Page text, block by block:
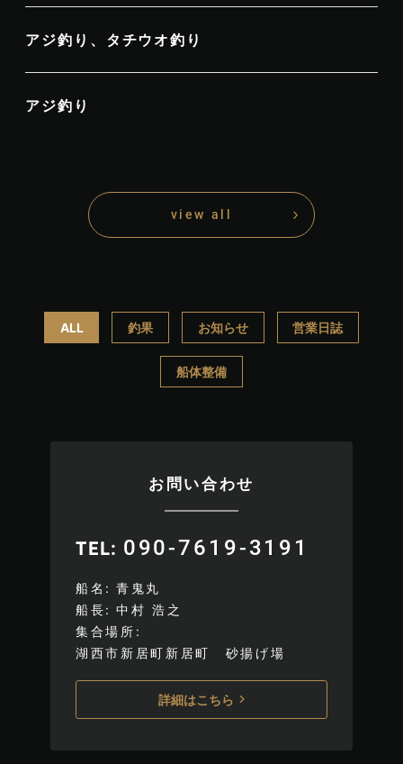
アジ釣り、タチウオ釣り
アジ釣り
view all
ALL 釣果 お知らせ 営業日誌
船体整備
お問い合わせ
TEL 090-7619-3191
船名
青鬼丸
船長
中村 浩之
集合場所
湖西市新居町新居町 砂揚げ場
詳細はこちら